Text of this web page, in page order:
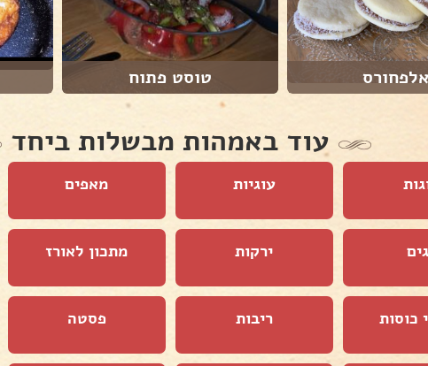
אלפחורס טוסט פתוח
עוד באמהות מבשלות ביחד
עוגיות מאפים
ירקות מתכון לאורז
כוסות ריבות פסטה